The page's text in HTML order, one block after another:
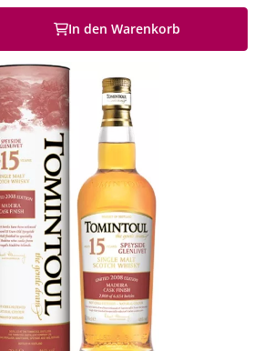
In den Warenkorb